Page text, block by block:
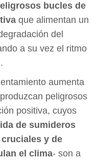
bucles de
que alimentan un
del
a su vez el ritmo
aumenta
peligrosos
positiva, cuyos
de sumideros
y de
el clima- son a